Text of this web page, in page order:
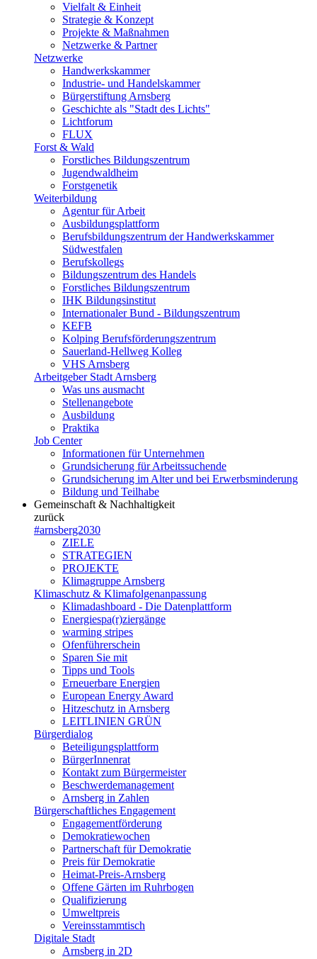
Vielfalt & Einheit
Strategie & Konzept
Projekte & Maßnahmen
Netzwerke & Partner
Netzwerke
Handwerkskammer
Industrie- und Handelskammer
Bürgerstiftung Arnsberg
Geschichte als "Stadt des Lichts"
Lichtforum
FLUX
Forst & Wald
Forstliches Bildungszentrum
Jugendwaldheim
Forstgenetik
Weiterbildung
Agentur für Arbeit
Ausbildungsplattform
Berufsbildungszentrum der Handwerkskammer
Südwestfalen
Berufskollegs
Bildungszentrum des Handels
Forstliches Bildungszentrum
IHK Bildungsinstitut
Internationaler Bund - Bildungszentrum
KEFB
Kolping Berufsförderungszentrum
Sauerland-Hellweg Kolleg
VHS Arnsberg
Arbeitgeber Stadt Arnsberg
Was uns ausmacht
Stellenangebote
Ausbildung
Praktika
Job Center
Informationen für Unternehmen
Grundsicherung für Arbeitssuchende
Grundsicherung im Alter und bei Erwerbsminderung
Bildung und Teilhabe
Gemeinschaft & Nachhaltigkeit
zurück
#arnsberg2030
ZIELE
STRATEGIEN
PROJEKTE
Klimagruppe Arnsberg
Klimaschutz & Klimafolgenanpassung
Klimadashboard - Die Datenplattform
Energiespa(r)ziergänge
warming stripes
Ofenführerschein
Sparen Sie mit
Tipps und Tools
Erneuerbare Energien
European Energy Award
Hitzeschutz in Arnsberg
LEITLINIEN GRÜN
Bürgerdialog
Beteiligungsplattform
BürgerInnenrat
Kontakt zum Bürgermeister
Beschwerdemanagement
Arnsberg in Zahlen
Bürgerschaftliches Engagement
Engagementförderung
Demokratiewochen
Partnerschaft für Demokratie
Preis für Demokratie
Heimat-Preis-Arnsberg
Offene Gärten im Ruhrbogen
Qualifizierung
Umweltpreis
Vereinsstammtisch
Digitale Stadt
Arnsberg in 2D